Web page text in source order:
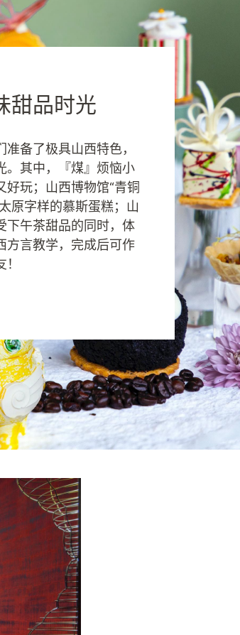
甜品时光
备了极具山西特色，
。其中，『煤』烦恼小
玩；山西博物馆“青铜
原字样的慕斯蛋糕；山
下午茶甜品的同时，体
方言教学，完成后可作